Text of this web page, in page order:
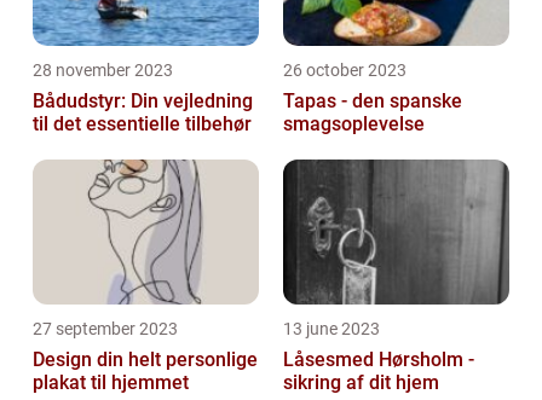
28 november 2023
Bådudstyr: Din vejledning
til det essentielle tilbehør
26 october 2023
Tapas - den spanske
smagsoplevelse
27 september 2023
Design din helt personlige
plakat til hjemmet
13 june 2023
Låsesmed Hørsholm -
sikring af dit hjem